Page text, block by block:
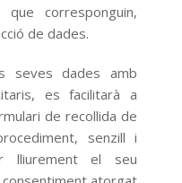
corresponguin,
de dades.
seves dades amb
es facilitarà a
de recollida de
senzill i
lliurement el seu